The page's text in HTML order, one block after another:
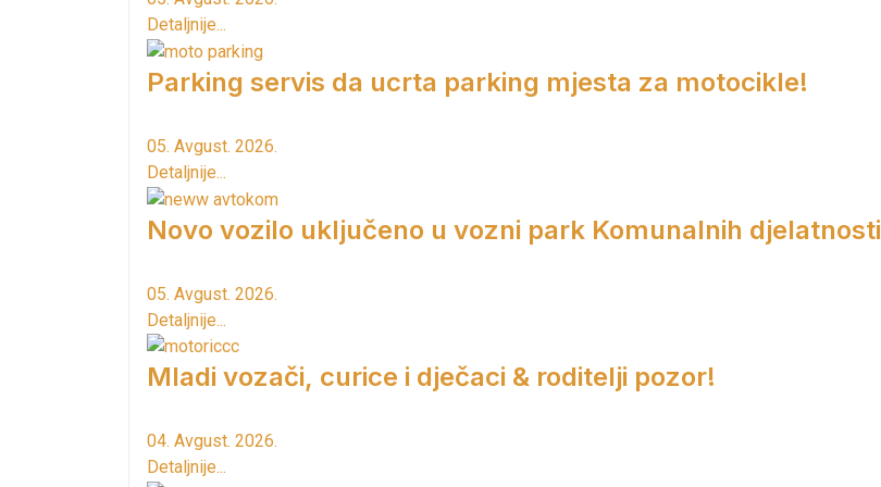
Detaljnije...
Parking servis da ucrta parking mjesta za motocikle!
05. Avgust. 2026.
Detaljnije...
Novo vozilo uključeno u vozni park Komunalnih djelatnosti
05. Avgust. 2026.
Detaljnije...
Mladi vozači, curice i dječaci & roditelji pozor!
04. Avgust. 2026.
Detaljnije...